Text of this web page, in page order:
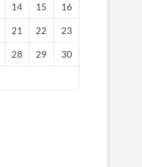
14 15 16
21 22 23
28 29 30